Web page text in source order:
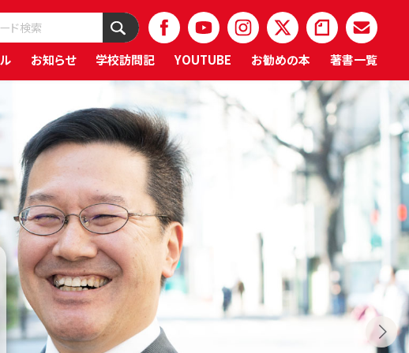
お知らせ 学校訪問記 YOUTUBE お勧めの本 著書一覧